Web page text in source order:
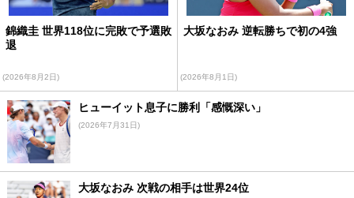
錦織圭 世界118位に完敗で予選敗
退
(2026年8月2日)
大坂なおみ 逆転勝ちで初の4強
(2026年8月1日)
ヒューイット息子に勝利「感慨深い」
(2026年7月31日)
大坂なおみ 次戦の相手は世界24位